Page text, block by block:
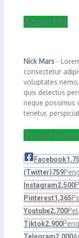
About Me
Nick Mars -
consectetur
voluptates
quis delectus
neque possimus
tenetur,
Social Icons
Facebook
(Twitter)759
Instagram2,500
Pinterest1,365
Youtube2,700
Tiktok2,900